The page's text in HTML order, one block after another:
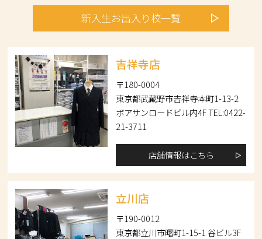
新入生お出入り校一覧
吉祥寺店
〒180-0004
東京都武蔵野市吉祥寺本町1-13-2
ボアサンロードビル内4F TEL:0422-
21-3711
店舗情報はこちら
立川店
〒190-0012
東京都立川市曙町1-15-1 谷ビル3F